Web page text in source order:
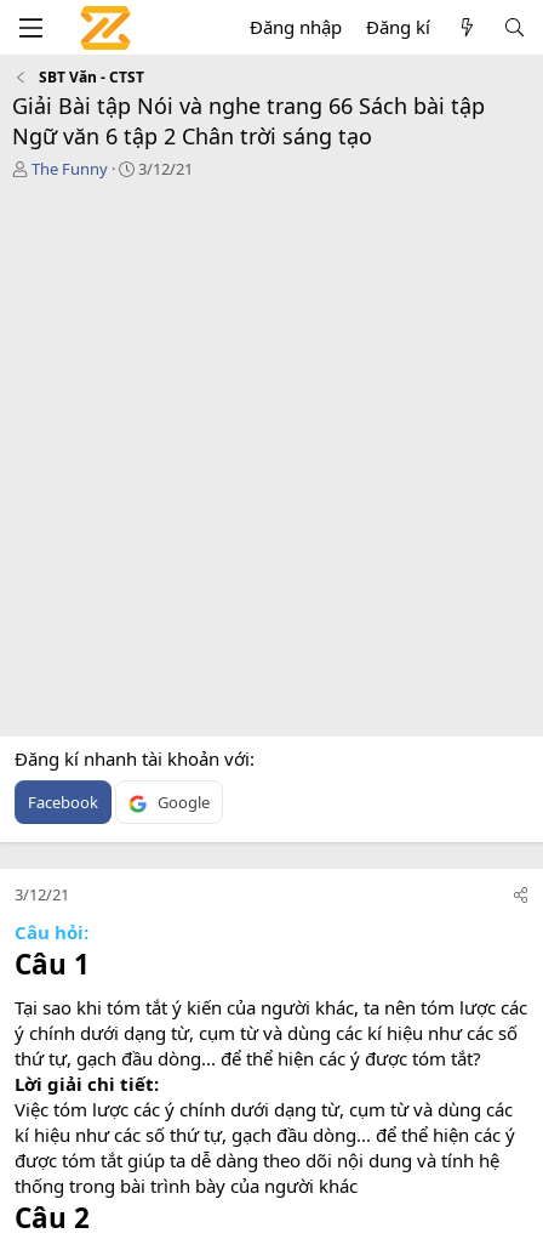
Đăng nhập Đăng kí
SBT Văn - CTST
Giải Bài tập Nói và nghe trang 66 Sách bài tập
Ngữ văn 6 tập 2 Chân trời sáng tạo
T
The Funny
C
3/12/21
Đăng kí nhanh tài khoản với
Facebook Google
3/12/21
Câu hỏi:
Câu 1
Tại sao khi tóm tắt ý kiến của người khác, ta nên tóm lược các
ý chính dưới dạng từ, cụm từ và dùng các kí hiệu như các số
thứ tự, gạch đầu dòng... để thể hiện các ý được tóm tắt?
Lời giải chi tiết:
Việc tóm lược các ý chính dưới dạng từ, cụm từ và dùng các
kí hiệu như các số thứ tự, gạch đầu dòng... để thể hiện các ý
được tóm tắt giúp ta dễ dàng theo dõi nội dung và tính hệ
thống trong bài trình bày của người khác
Câu 2